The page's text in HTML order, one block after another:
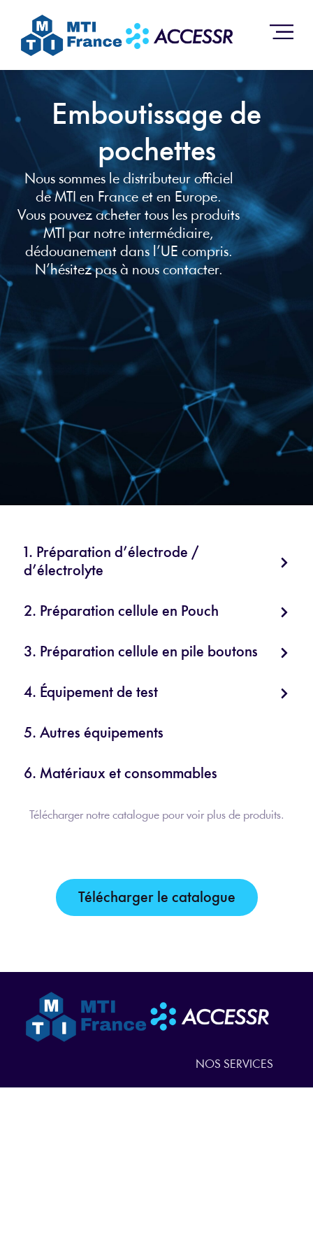
Emboutissage de
pochettes
Nous sommes le distributeur officiel
de MTI en France et en Europe.
Vous pouvez acheter tous les produits
MTI par notre intermédiaire,
dédouanement dans l’UE compris.
N’hésitez pas à nous contacter.
1. Préparation d’électrode /
d’électrolyte
2. Préparation cellule en Pouch
3. Préparation cellule en pile boutons
4. Équipement de test
5. Autres équipements
6. Matériaux et consommables
Télécharger notre catalogue pour voir plus de produits.
Télécharger le catalogue
NOS SERVICES